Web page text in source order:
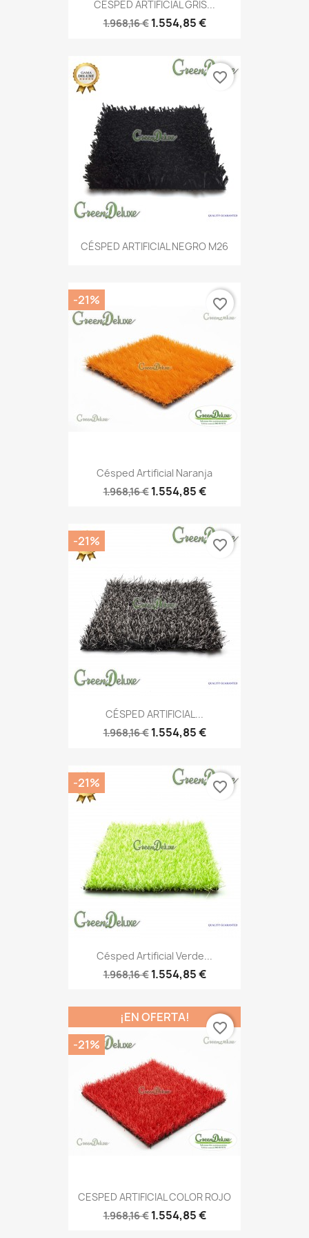
CÉSPED ARTIFICIAL GRIS...
1.968,16 € 1.554,85 €
CÉSPED ARTIFICIAL NEGRO M26
favorite_border
Césped Artificial Naranja
1.968,16 € 1.554,85 €
-21% favorite_border
CÉSPED ARTIFICIAL...
1.968,16 € 1.554,85 €
-21% favorite_border
Césped Artificial Verde...
1.968,16 € 1.554,85 €
-21% favorite_border
CESPED ARTIFICIAL COLOR ROJO
1.968,16 € 1.554,85 €
¡EN OFERTA!
-21%
favorite_border